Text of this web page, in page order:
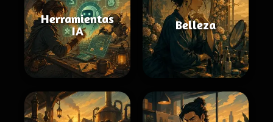
Herramientas
IA
Belleza